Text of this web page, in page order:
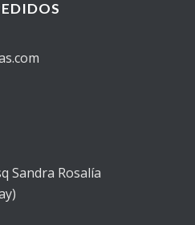
Sandra Rosalía